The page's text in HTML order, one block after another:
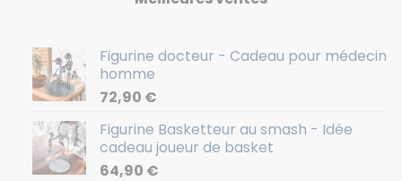
Figurine docteur - Cadeau pour médecin
homme
72,90 €
Figurine Basketteur au smash - Idée
cadeau joueur de basket
64,90 €